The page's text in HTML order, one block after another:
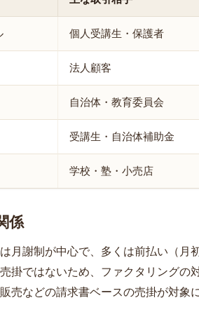
個人受講生・保護者
法人顧客
自治体・教育委員会
受講生・自治体補助金
学校・塾・小売店
係
月謝制が中心で、多くは前払い（月
掛ではないため、ファクタリングの
売などの請求書ベースの売掛が対象